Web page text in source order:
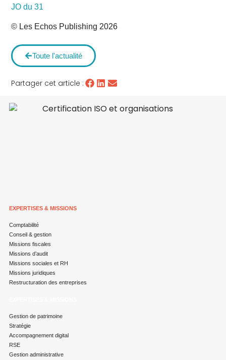
JO du 31
© Les Echos Publishing 2026
Toute l'actualité
Partager cet article :
EXPERTISES & MISSIONS
Comptabilité
Conseil & gestion
Missions fiscales
Missions d’audit
Missions sociales et RH
Missions juridiques
Restructuration des entreprises
Gestion de patrimoine
Stratégie
Accompagnement digital
RSE
Gestion administrative